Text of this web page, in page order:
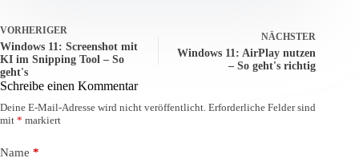
VORHERIGER
Windows 11: Screenshot mit
KI im Snipping Tool – So
geht's
NÄCHSTER
Windows 11: AirPlay nutzen
– So geht's richtig
Schreibe einen Kommentar
Deine E-Mail-Adresse wird nicht veröffentlicht. Erforderliche Felder sind
mit * markiert
Name *